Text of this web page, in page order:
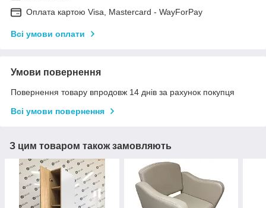
Оплата картою Visa, Mastercard - WayForPay
Всі умови оплати
Умови повернення
Повернення товару впродовж 14 днів за рахунок покупця
Всі умови повернення
З цим товаром також замовляють